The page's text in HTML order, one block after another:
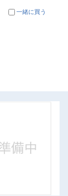
一緒に買う